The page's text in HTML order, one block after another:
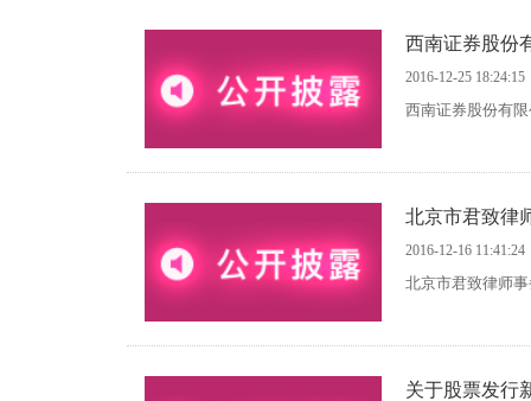
西南证券股份
2016-12-25 18:24:15
西南证券股份有
北京市君致律
2016-12-16 11:41:24
北京市君致律师
关于股票发行